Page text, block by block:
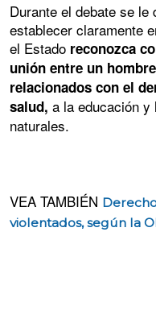
Durante el debate se
establecer claramente
el Estado reconozca
unión entre un
relacionados con el
salud, a la educación
naturales.
VEA TAMBIÉN
violentados, según la